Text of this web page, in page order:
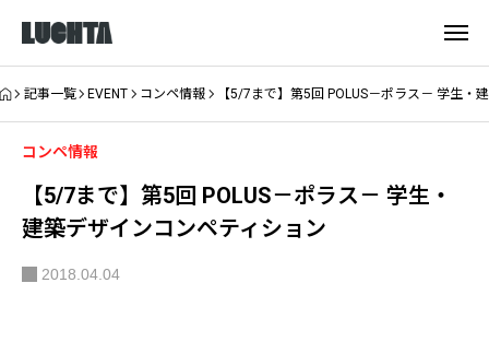
記事一覧 EVENT コンペ情報 【5/7まで】第5回 POLUS－ポラス－ 学生・
コンペ情報
【5/7まで】第5回 POLUS－ポラス－ 学生・
建築デザインコンペティション
2018.04.04